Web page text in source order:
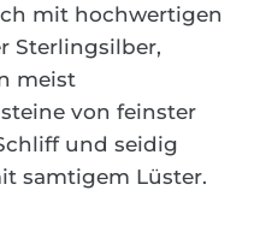
mit hochwertigen
Sterlingsilber,
meist
von feinster
und seidig
samtigem Lüster.